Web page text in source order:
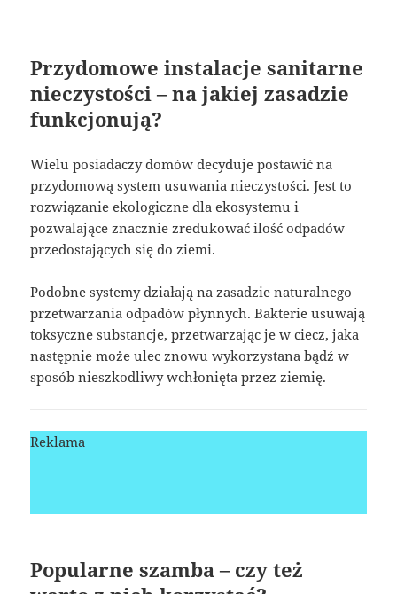
Przydomowe instalacje sanitarne
nieczystości – na jakiej zasadzie
funkcjonują?
Wielu posiadaczy domów decyduje postawić na
przydomową system usuwania nieczystości. Jest to
rozwiązanie ekologiczne dla ekosystemu i
pozwalające znacznie zredukować ilość odpadów
przedostających się do ziemi.
Podobne systemy działają na zasadzie naturalnego
przetwarzania odpadów płynnych. Bakterie usuwają
toksyczne substancje, przetwarzając je w ciecz, jaka
następnie może ulec znowu wykorzystana bądź w
sposób nieszkodliwy wchłonięta przez ziemię.
Reklama
Popularne szamba – czy też